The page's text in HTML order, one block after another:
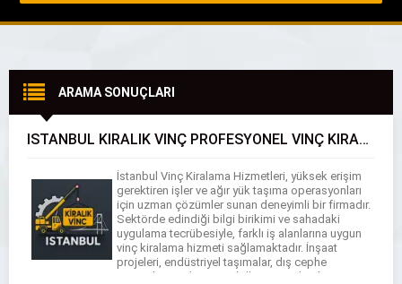
ARAMA SONUÇLARI
İSTANBUL KİRALIK VİNÇ PROFESYONEL VİNÇ KİRALAMA HİZMETLERİ
İstanbul Vinç Kiralama Hizmetleri, yüksek erişim
gerektiren işler ve ağır yük taşıma operasyonları
için uzman çözümler sunan deneyimli bir firmadır.
Sektörde edindiği bilgi birikimi ve sahadaki
uygulama tecrübesiyle, farklı iş alanlarına uygun
vinç kiralama hizmeti sağlamaktadır. İnşaat
projeleri, endüstriyel taşımalar, dış cephe
montajları, makine yer değiştirme işlemleri ve